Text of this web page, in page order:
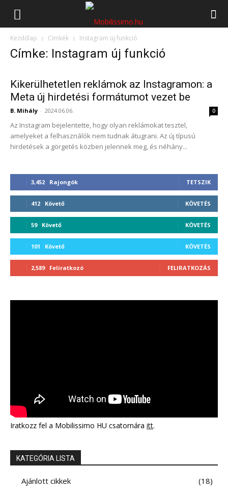
Mobilissimo.hu
Kezdőlap Címkék Instagram új funkció
Címke: Instagram új funkció
Kikerülhetetlen reklámok az Instagramon: a
Meta új hirdetési formátumot vezet be
B. Mihály - 2024.06.06. 0
Az Instagram bejelentette, hogy olyan reklámokat tesztel,
amelyeket a felhasználók nem tudnak átugrani. Az új típusú
hirdetések a görgetés közben jelennek meg, és néhány...
3,452 Rajongók TETSZIK
412 Követő KÖVETÉS
59 Követő KÖVETÉS
101 Követő KÖVETÉS
2,589 Feliratkozó FELIRATKOZÁS
Iratkozz fel a Mobilissimo HU csatornára itt.
KATEGÓRIA LISTA
Ajánlott cikkek
18